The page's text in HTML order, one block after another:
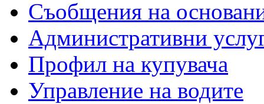
Съобщения на
Административни
Профил на купувача
Управление на водите